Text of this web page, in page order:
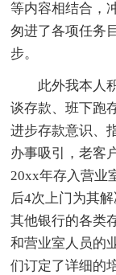
等内容相结合，
匆进了各项任务
步。
此外我本人
谈存款、班下跑
进步存款意识、
办事吸引，老客
20xx年存入营业
后4次上门为其
其他银行的各类
和营业室人员的
们订定了详细的